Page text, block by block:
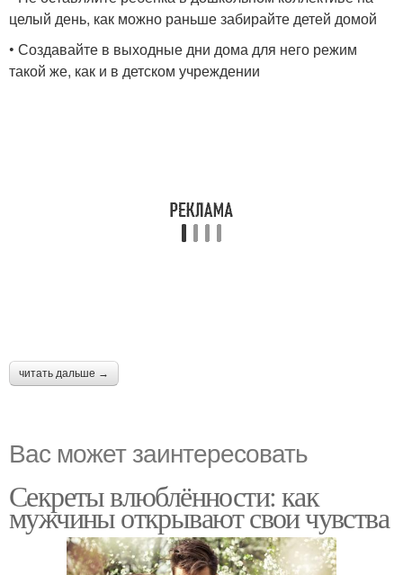
целый день, как можно раньше забирайте детей домой
• Создавайте в выходные дни дома для него режим
такой же, как и в детском учреждении
читать дальше →
Вас может заинтересовать
Секреты влюблённости: как
мужчины открывают свои чувства